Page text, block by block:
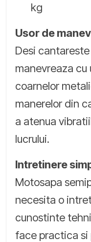
kg
Usor de
Desi
manevreaza
coarnelor
manerelor din
a atenua
lucrului.
Intretinere
Motosapa
necesita o
cunostinte
face practica